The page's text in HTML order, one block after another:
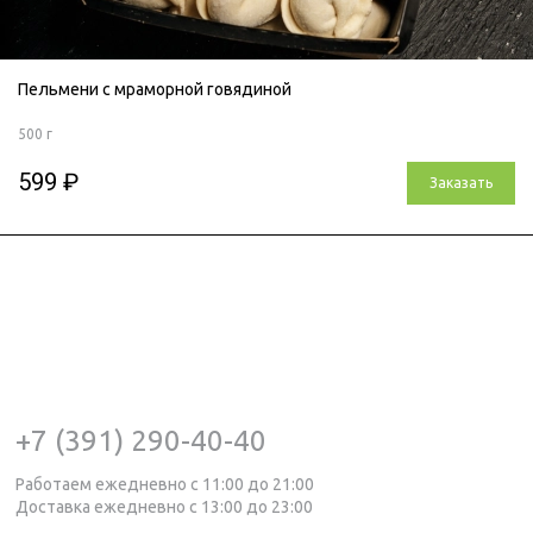
Пельмени с мраморной говядиной
500 г
599 ₽ Заказать
+7 (391) 290-40-40
Работаем ежедневно с 11:00 до 21:00
Доставка ежедневно с 13:00 до 23:00